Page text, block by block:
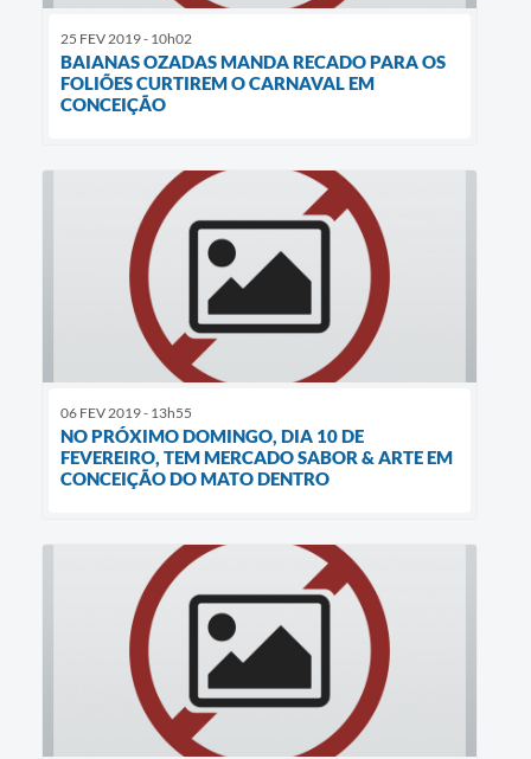
25 FEV 2019 - 10h02
BAIANAS OZADAS MANDA RECADO PARA OS
FOLIÕES CURTIREM O CARNAVAL EM
CONCEIÇÃO
06 FEV 2019 - 13h55
NO PRÓXIMO DOMINGO, DIA 10 DE
FEVEREIRO, TEM MERCADO SABOR & ARTE EM
CONCEIÇÃO DO MATO DENTRO